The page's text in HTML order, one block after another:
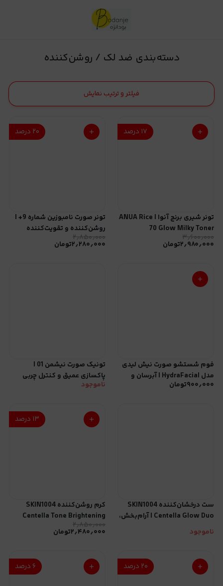
دسته‌بندی ضد لک / روشن‌کننده
فیلتر و ترتیب نمایش
۱۷ درصد
تونر شیری برنج آنوا | ANUA Rice
70 Glow Milky Toner
۳٫۶۰۰٫۰۰۰
۲٫۹۸۰٫۰۰۰تومان
۲۰ درصد
تونر صورت نامبوزین شماره 9+ |
روشن‌کننده و تقویت‌کننده
پوست
۲٫۸۵۰٫۰۰۰
۲٫۲۸۰٫۰۰۰تومان
فوم شستشو صورت نیش لیدی
مدل HydraFacial | آبرسان و
پاک‌کننده عمیق
۹۰۰٫۰۰۰تومان
تونیک صورت نیشمن 01 |
پاکسازی عمیق و کنترل چربی
ناموجود
ست درخشان‌کننده SKIN1004
Centella Glow Duo | آرام‌بخش،
آبرسان و یکدست‌کننده پوست
ناموجود
۱۳ درصد
کرم روشن‌کننده SKIN1004
Centella Tone Brightening
یکنواخت‌کننده رنگ پوست
۲٫۸۵۰٫۰۰۰
۲٫۴۸۰٫۰۰۰تومان
۲۰ درصد ۶ درصد